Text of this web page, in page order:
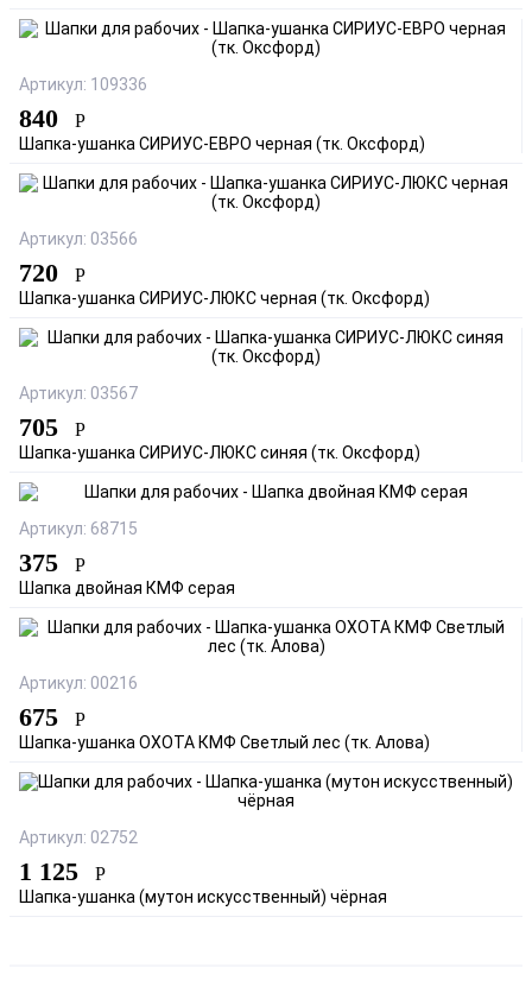
Артикул: 109336
840 Р
Шапка-ушанка СИРИУС-ЕВРО черная (тк. Оксфорд)
Артикул: 03566
720 Р
Шапка-ушанка СИРИУС-ЛЮКС черная (тк. Оксфорд)
Артикул: 03567
705 Р
Шапка-ушанка СИРИУС-ЛЮКС синяя (тк. Оксфорд)
Артикул: 68715
375 Р
Шапка двойная КМФ серая
Артикул: 00216
675 Р
Шапка-ушанка ОХОТА КМФ Светлый лес (тк. Алова)
Артикул: 02752
1 125 Р
Шапка-ушанка (мутон искусственный) чёрная